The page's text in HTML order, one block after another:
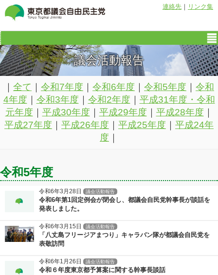
連絡先 ｜ リンク集
議会活動報告
全て 令和7年度 令和6年度 令和5年度
令和
4年度
令和3年度 令和2年度
平成31年度・令和
元年度
平成30年度 平成29年度 平成28年度
平成27年度
平成26年度 平成25年度
平成24年
度
令和5年度
令和6年3月28日 議会活動報告
令和6年第1回定例会が閉会し、都議会自民党幹事長が談話を
発表しました。
令和6年3月15日 議会活動報告
「八丈島フリージアまつり」キャラバン隊が都議会自民党を
表敬訪問
令和6年1月26日 議会活動報告
令和６年度東京都予算案に関する幹事長談話